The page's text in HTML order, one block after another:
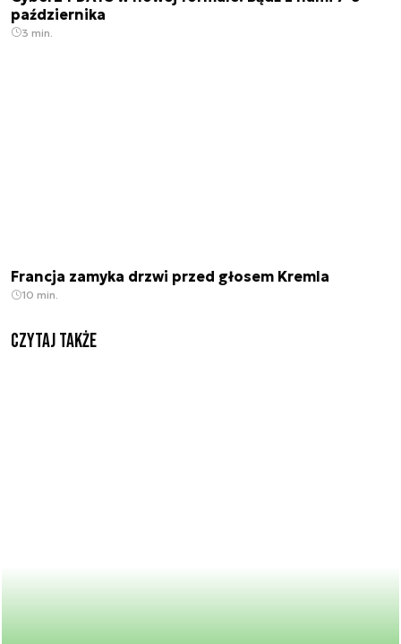
października
3 min.
Francja zamyka drzwi przed głosem Kremla
10 min.
Czytaj także